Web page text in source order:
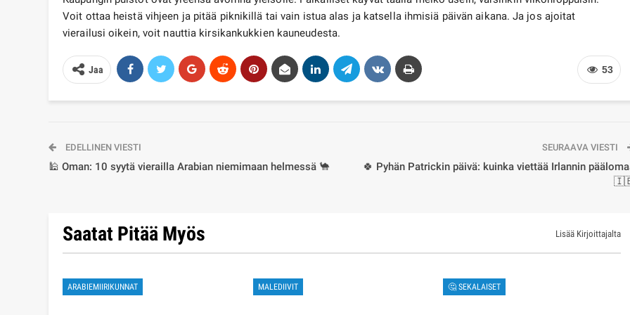
Voit ottaa heistä vihjeen ja pitää piknikillä tai vain istua alas ja katsella ihmisiä päivän aikana. Ja jos ajoitat
vierailusi oikein, voit nauttia kirsikankukkien kauneudesta.
53
Jaa
EDELLINEN VIESTI
🕌 Oman: 10 syytä vierailla Arabian niemimaan helmessä 🐪
SEURAAVA VIESTI
🍀 Pyhän Patrickin päivä: kuinka viettää Irlannin
Saatat Pitää Myös Lisää Kirjoittajalta
ARABIEMIIRIKUNNAT MALEDIIVIT 🤔 SEKALAISET